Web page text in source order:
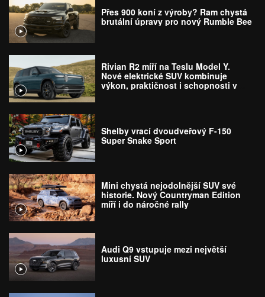
Přes 900 koní z výroby? Ram chystá
brutální úpravy pro nový Rumble Bee
Rivian R2 míří na Teslu Model Y.
Nové elektrické SUV kombinuje
výkon, praktičnost i schopnosti v
Shelby vrací dvoudveřový F-150
Super Snake Sport
Mini chystá nejodolnější SUV své
historie. Nový Countryman Edition
míří i do náročné rally
Audi Q9 vstupuje mezi největší
luxusní SUV